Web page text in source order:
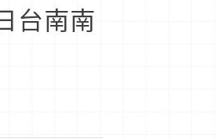
台南南